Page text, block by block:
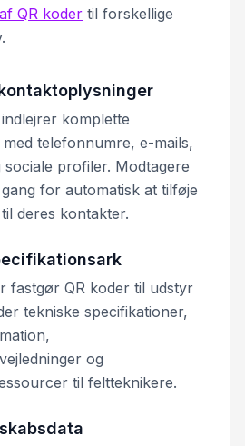
QR koder til forskellige
komplette
med telefonnumre, e-mails,
sociale profiler. Modtagere
for automatisk at tilføje
deres kontakter.
fastgør QR koder til udstyr
tekniske specifikationer,
og
til feltteknikere.